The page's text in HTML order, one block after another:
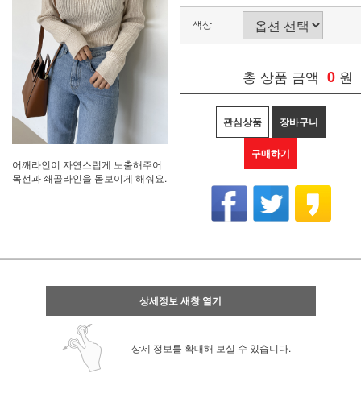
어깨라인이 자연스럽게 노출해주어
목선과 쇄골라인을 돋보이게 해줘요.
색상
총 상품 금액 0 원
관심상품 장바구니
구매하기
상세정보 새창 열기
상세 정보를 확대해 보실 수 있습니다.